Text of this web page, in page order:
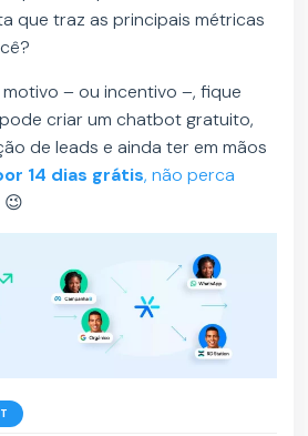
que traz as principais métricas
motivo – ou incentivo –, fique
criar um chatbot gratuito,
de leads e ainda ter em mãos
14 dias grátis, não perca
😉